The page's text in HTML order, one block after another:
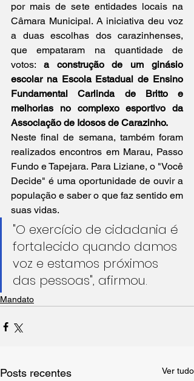
por mais de sete entidades locais na
Câmara Municipal. A iniciativa deu voz
a duas escolhas dos carazinhenses,
que empataram na quantidade de
votos: a construção de um ginásio
escolar na Escola Estadual de Ensino
Fundamental Carlinda de Britto e
melhorias no complexo esportivo da
Associação de Idosos de Carazinho.
Neste final de semana, também foram
realizados encontros em Marau, Passo
Fundo e Tapejara. Para Liziane, o "Você
Decide" é uma oportunidade de ouvir a
população e saber o que faz sentido em
suas vidas.
"O exercício de cidadania é
fortalecido quando damos
voz e estamos próximos
das pessoas", afirmou.
Mandato
Posts recentes Ver tudo